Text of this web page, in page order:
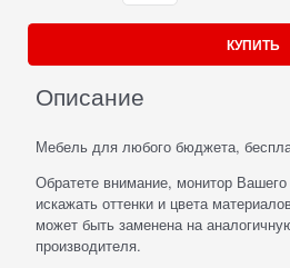
КУПИТЬ
Описание
Мебель для любого бюджета,
Обратете внимание, монитор
искажать оттенки и цвета
может быть заменена на
производителя.